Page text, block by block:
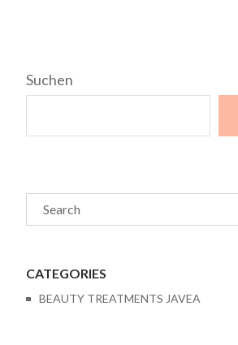
Suchen
CATEGORIES
BEAUTY TREATMENTS JAVEA